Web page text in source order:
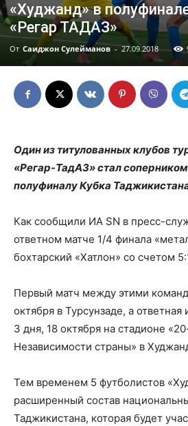
«Худжанд» в
«Регар ТАДАЗ»
От Саиджон Сулейманов - 27.09.2018
Один из титулованных клубов
«Регар-ТадАЗ» стал
полуфиналу Кубка
Как сообщили ИА SN в пресс-
ответном матче 1/4 финала
бохтарский «Хатлон» со счетом
Первый матч между этими
октября в Турсунзаде, а
3 дня, 18 октября на стадионе
Независимости страны» в
Тем временем 5 футболистов
расширенный состав
Таджикистана, которая будет